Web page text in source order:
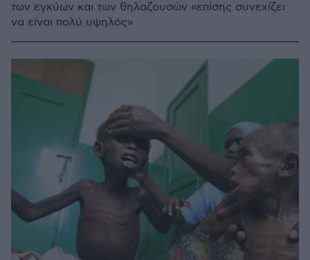
των εγκύων και των θηλαζουσών «επίσης συνεχίζει
να είναι πολύ υψηλός»